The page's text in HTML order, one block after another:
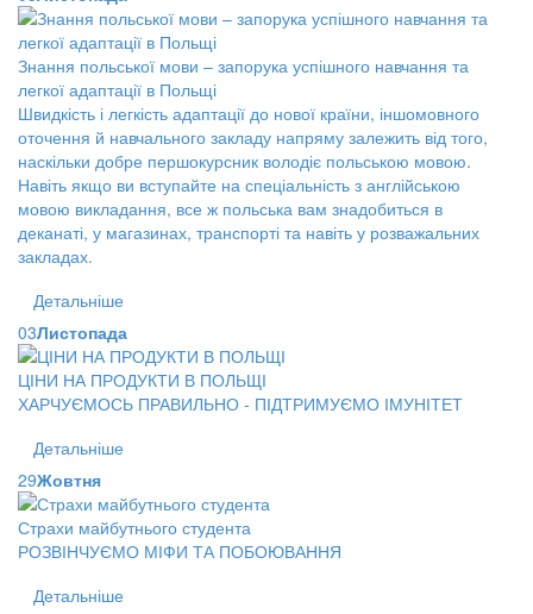
Знання польської мови – запорука успішного навчання та
легкої адаптації в Польщі
Швидкість і легкість адаптації до нової країни, іншомовного
оточення й навчального закладу напряму залежить від того,
наскільки добре першокурсник володіє польською мовою.
Навіть якщо ви вступайте на спеціальність з англійською
мовою викладання, все ж польська вам знадобиться в
деканаті, у магазинах, транспорті та навіть у розважальних
закладах.
Детальніше
03Листопада
ЦІНИ НА ПРОДУКТИ В ПОЛЬЩІ
ХАРЧУЄМОСЬ ПРАВИЛЬНО - ПІДТРИМУЄМО ІМУНІТЕТ
Детальніше
29Жовтня
Страхи майбутнього студента
РОЗВІНЧУЄМО МІФИ ТА ПОБОЮВАННЯ
Детальніше